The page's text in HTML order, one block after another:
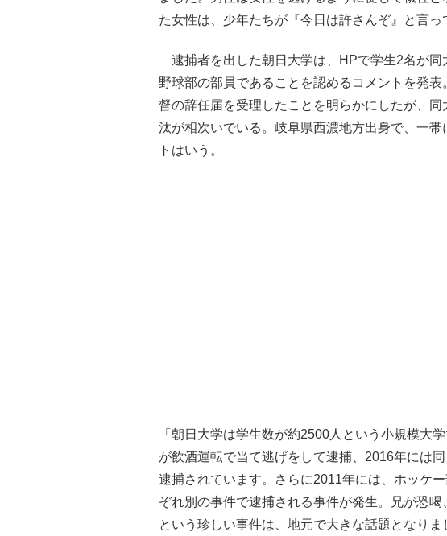
た女性は、少年たちが『今日は許さんぞ』と言っ
逮捕者を出した朝日大学は、HPで学生2名が同
野球部の部員であることを認めるコメントを発
督の辞任届を受理したことを明らかにしたが、
汰が相次いでいる。岐阜県西濃地方出身で、一
トはいう。
「朝日大学は学生数が約2500人という小規模大
が飲酒運転で当て逃げをして逮捕、2016年には
逮捕されています。さらに2011年には、ホッケ
ぞれ別の事件で逮捕される事件が発生。兄が恐
という珍しい事件は、地元で大きな話題となりま